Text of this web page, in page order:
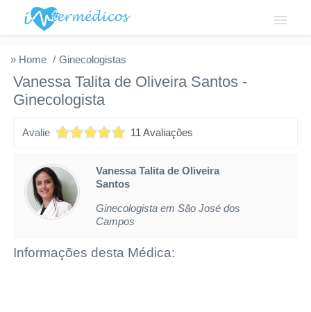
Institucional
Solicitar acesso
Privacidade
» Home Ginecologistas
Vanessa Talita de Oliveira Santos-
Ginecologista
Avalie 11 Avaliações
Vanessa Talita de Oliveira
Santos
Ginecologista em São José dos
Campos
Informações desta Médica: